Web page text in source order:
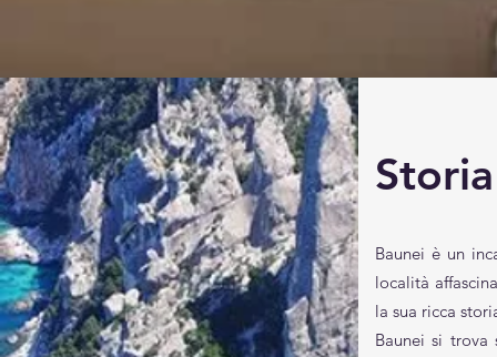
Baunei è un
località
la sua ricca
Baunei si